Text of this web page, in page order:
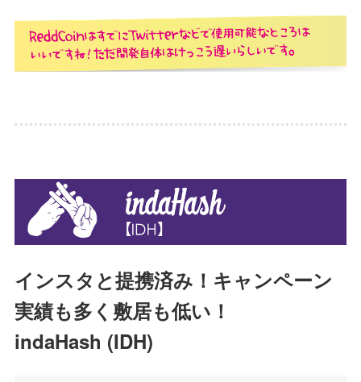
インスタと提携済み！キャンペーン
実績も多く敷居も低い！
indaHash (IDH)